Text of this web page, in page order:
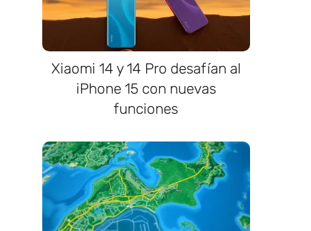
Xiaomi 14 y 14 Pro desafían al
iPhone 15 con nuevas
funciones